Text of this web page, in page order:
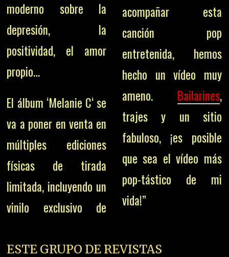
moderno sobre la
depresión, la
positividad, el amor
propio…
El álbum ‘Melanie C‘ se
va a poner en venta en
múltiples ediciones
físicas de tirada
limitada, incluyendo un
vinilo exclusivo de
acompañar esta
canción pop
entretenida, hemos
hecho un vídeo muy
ameno. Bailarines,
trajes y un sitio
fabuloso, ¡es posible
que sea el vídeo más
pop-tástico de mi
vida!”
ESTE GRUPO DE REVISTAS